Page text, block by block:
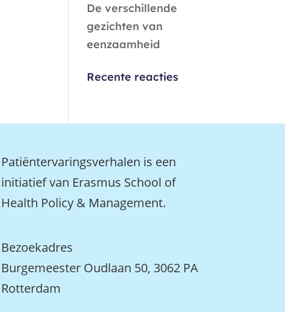
De verschillende
gezichten van
eenzaamheid
Recente reacties
Patiëntervaringsverhalen is een
initiatief van Erasmus School of
Health Policy & Management.
Bezoekadres
Burgemeester Oudlaan 50, 3062 PA
Rotterdam